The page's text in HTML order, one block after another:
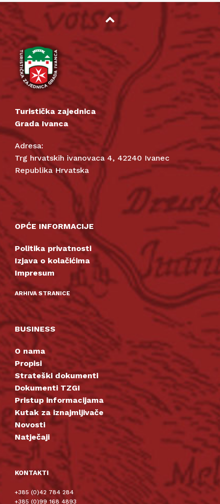
Turistička zajednica
Grada Ivanca
Adresa:
Trg hrvatskih ivanovaca 4, 42240 Ivanec
Republika Hrvatska
OPĆE INFORMACIJE
Politika privatnosti
Izjava o kolačićima
Impresum
ARHIVA STRANICE
BUSINESS
O nama
Propisi
Strateški dokumenti
Dokumenti TZGI
Pristup informacijama
Kutak za iznajmljivače
Novosti
Natječaji
KONTAKTI
+385 (0)42 784 284
+385 (0)99 168 4893